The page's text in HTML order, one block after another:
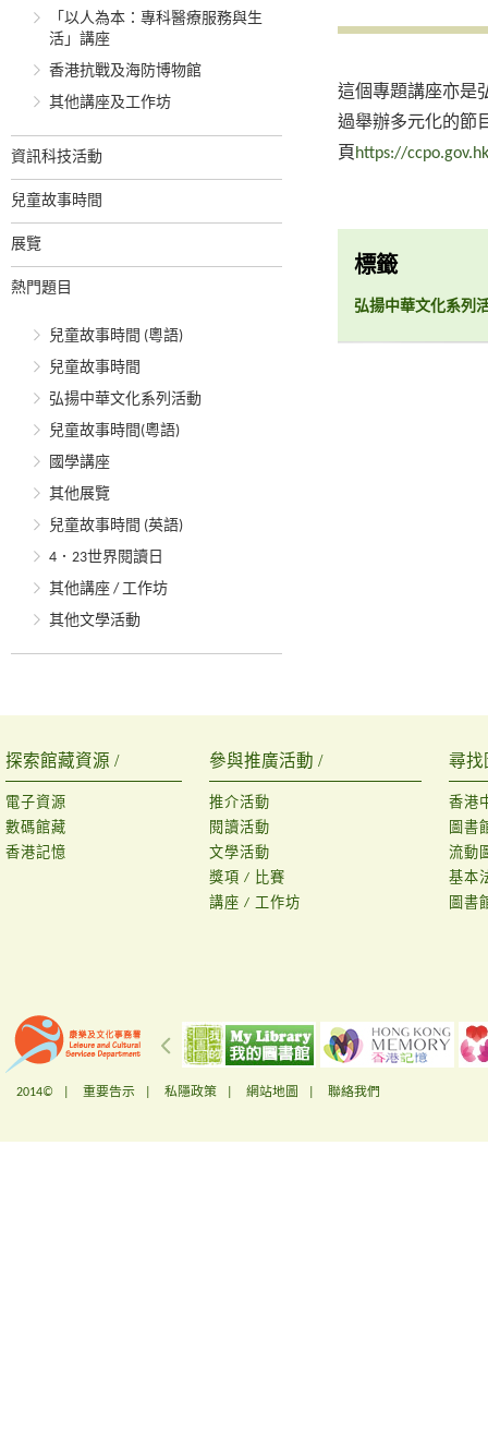
「以人為本：專科醫療服務與生
活」講座
香港抗戰及海防博物館
其他講座及工作坊
資訊科技活動
兒童故事時間
展覽
熱門題目
兒童故事時間 (粵語)
兒童故事時間
弘揚中華文化系列活動
兒童故事時間(粵語)
國學講座
其他展覽
兒童故事時間 (英語)
4．23世界閱讀日
其他講座 / 工作坊
其他文學活動
這個專題講座亦是
過舉辦多元化的節
頁 https://
標籤
弘揚中華文化系列
探索館藏資源 /
電子資源
數碼館藏
香港記憶
參與推廣活動 /
推介活動
閱讀活動
文學活動
獎項 / 比賽
講座 / 工作坊
尋找
香港
圖書
流動
基本
圖書
2014© | 重要告示 私隱政策 網站地圖 聯絡我們